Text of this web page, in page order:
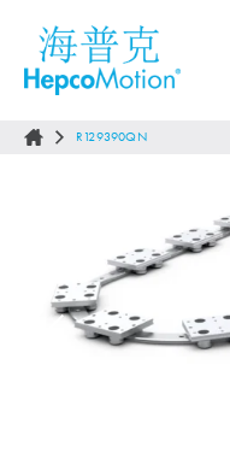
R129390QN